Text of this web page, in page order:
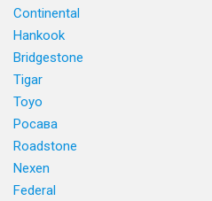
Continental
Hankook
Bridgestone
Tigar
Toyo
Росава
Roadstone
Nexen
Federal